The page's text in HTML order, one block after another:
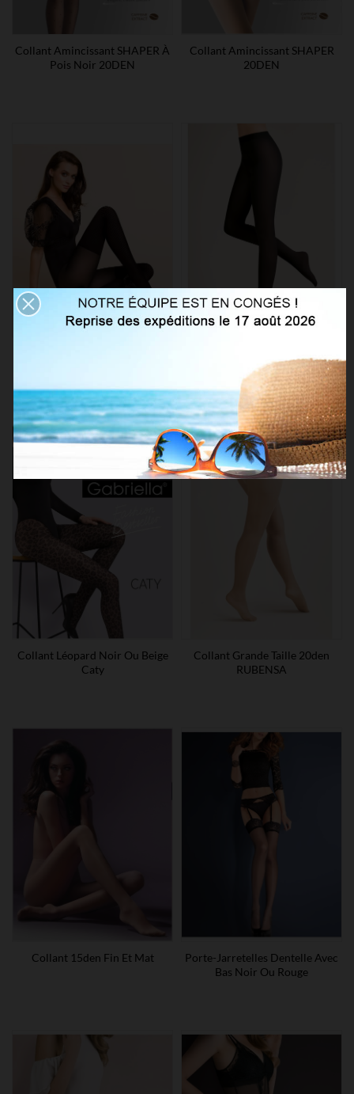
Collant Amincissant SHAPER À
Pois Noir 20DEN
Collant Amincissant SHAPER
20DEN
40DEN
Collant Léopard Noir Ou Beige
Caty
Collant Grande Taille 20den
RUBENSA
Collant 15den Fin Et Mat
Porte-Jarretelles Dentelle Avec
Bas Noir Ou Rouge